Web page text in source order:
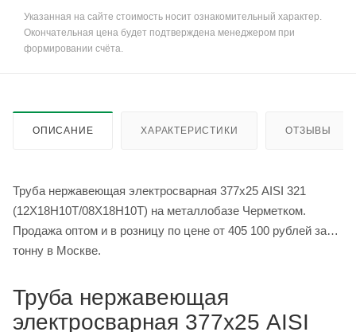
Указанная на сайте стоимость носит ознакомительный характер.
Окончательная цена будет подтверждена менеджером при
формировании счёта.
ОПИСАНИЕ ХАРАКТЕРИСТИКИ ОТЗЫВЫ
Труба нержавеющая электросварная 377х25 AISI 321
(12Х18Н10Т/08Х18Н10Т) на металлобазе Черметком.
Продажа оптом и в розницу по цене от 405 100 рублей за
тонну в Москве.
Труба нержавеющая
электросварная 377х25 AISI